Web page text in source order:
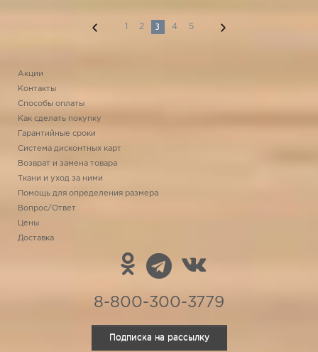
1 2 3 4 5
Акции
Контакты
Способы оплаты
Как сделать покупку
Гарантийные сроки
Система дисконтных карт
Возврат и замена товара
Ткани и уход за ними
Помощь для определения размера
Вопрос/Ответ
Цены
Доставка
8-800-300-3779
Подписка на рассылку